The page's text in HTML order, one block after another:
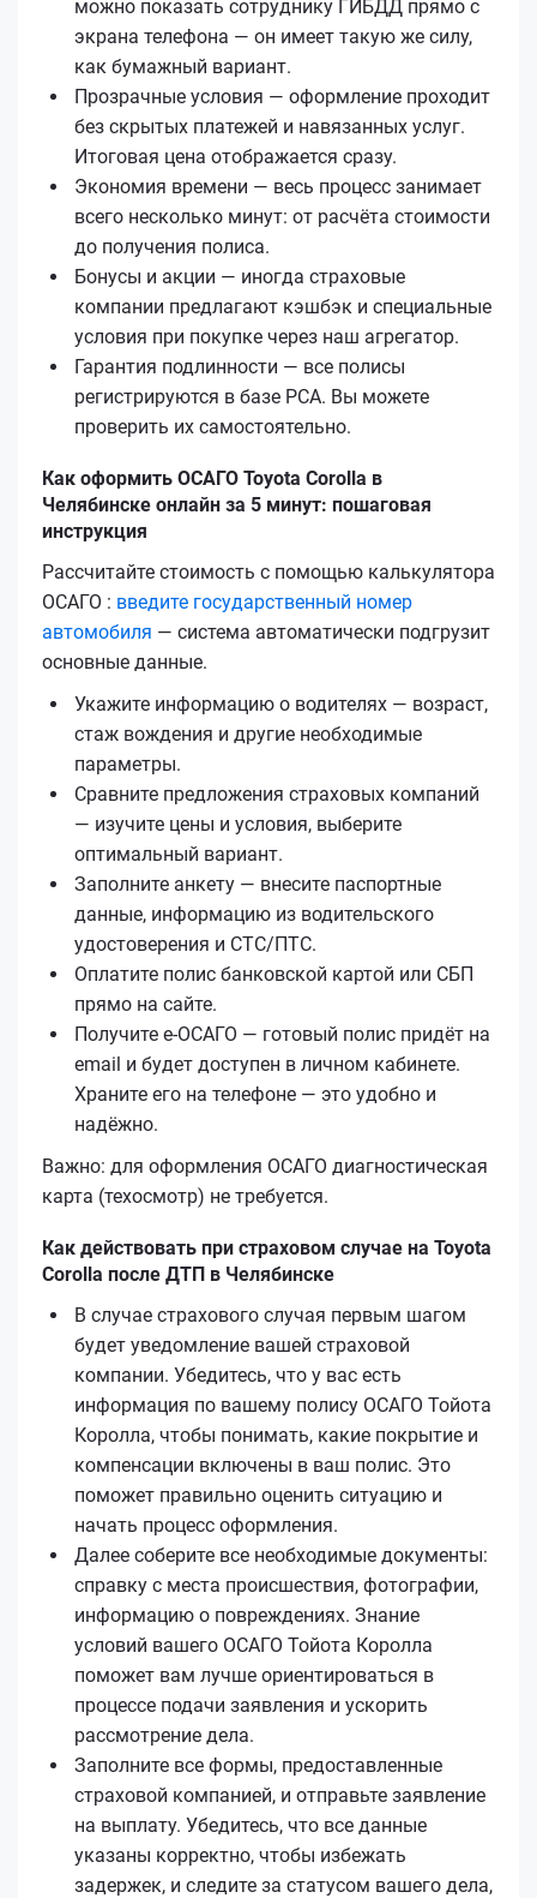
можно показать сотруднику ГИБДД прямо с
экрана телефона — он имеет такую же силу,
как бумажный вариант.
Прозрачные условия — оформление проходит
без скрытых платежей и навязанных услуг.
Итоговая цена отображается сразу.
Экономия времени — весь процесс занимает
всего несколько минут: от расчёта стоимости
до получения полиса.
Бонусы и акции — иногда страховые
компании предлагают кэшбэк и специальные
условия при покупке через наш агрегатор.
Гарантия подлинности — все полисы
регистрируются в базе РСА. Вы можете
проверить их самостоятельно.
Как оформить ОСАГО Toyota Corolla в
Челябинске онлайн за 5 минут: пошаговая
инструкция
Рассчитайте стоимость с помощью калькулятора
ОСАГО : введите государственный номер
автомобиля — система автоматически подгрузит
основные данные.
Укажите информацию о водителях — возраст,
стаж вождения и другие необходимые
параметры.
Сравните предложения страховых компаний
— изучите цены и условия, выберите
оптимальный вариант.
Заполните анкету — внесите паспортные
данные, информацию из водительского
удостоверения и СТС/ПТС.
Оплатите полис банковской картой или СБП
прямо на сайте.
Получите е‑ОСАГО — готовый полис придёт на
email и будет доступен в личном кабинете.
Храните его на телефоне — это удобно и
надёжно.
Важно: для оформления ОСАГО диагностическая
карта (техосмотр) не требуется.
Как действовать при страховом случае на Toyota
Corolla после ДТП в Челябинске
В случае страхового случая первым шагом
будет уведомление вашей страховой
компании. Убедитесь, что у вас есть
информация по вашему полису ОСАГО Тойота
Королла, чтобы понимать, какие покрытие и
компенсации включены в ваш полис. Это
поможет правильно оценить ситуацию и
начать процесс оформления.
Далее соберите все необходимые документы:
справку с места происшествия, фотографии,
информацию о повреждениях. Знание
условий вашего ОСАГО Тойота Королла
поможет вам лучше ориентироваться в
процессе подачи заявления и ускорить
рассмотрение дела.
Заполните все формы, предоставленные
страховой компанией, и отправьте заявление
на выплату. Убедитесь, что все данные
указаны корректно, чтобы избежать
задержек, и следите за статусом вашего дела,